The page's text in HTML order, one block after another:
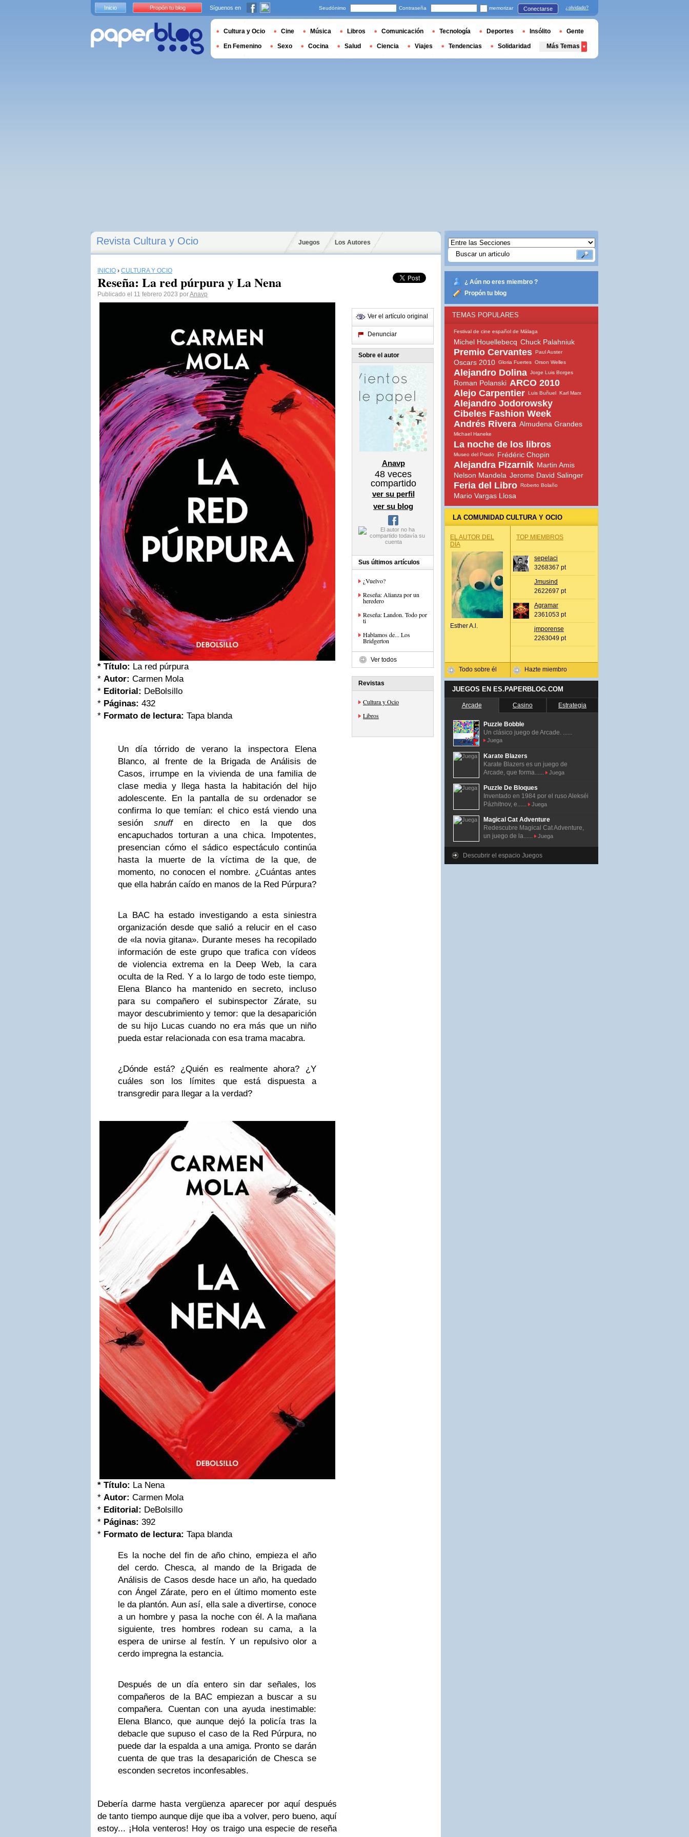
Revista Cultura y Ocio Juegos Los Autores
INICIO › CULTURA Y OCIO
Reseña: La red púrpura y La Nena
Publicado el 11 febrero 2023 porAnavp
* Título: La red púrpura
* Autor: Carmen Mola
* Editorial: DeBolsillo
* Páginas: 432
* Formato de lectura: Tapa blanda
Un día tórrido de verano la inspectora Elena
Blanco, al frente de la Brigada de Análisis de
Casos, irrumpe en la vivienda de una familia de
clase media y llega hasta la habitación del hijo
adolescente. En la pantalla de su ordenador se
confirma lo que temían: el chico está viendo una
sesión snuffen directo en la que dos
encapuchados torturan a una chica. Impotentes,
presencian cómo el sádico espectáculo continúa
hasta la muerte de la víctima de la que, de
momento, no conocen el nombre. ¿Cuántas antes
que ella habrán caído en manos de la Red Púrpura?
La BAC ha estado investigando a esta siniestra
organización desde que salió a relucir en el caso
de «la novia gitana». Durante meses ha recopilado
información de este grupo que trafica con vídeos
de violencia extrema en la Deep Web, la cara
oculta de la Red. Y a lo largo de todo este tiempo,
Elena Blanco ha mantenido en secreto, incluso
para su compañero el subinspector Zárate, su
mayor descubrimiento y temor: que la desaparición
de su hijo Lucas cuando no era más que un niño
pueda estar relacionada con esa trama macabra.
¿Dónde está? ¿Quién es realmente ahora? ¿Y
cuáles son los límites que está dispuesta a
transgredir para llegar a la verdad?
* Título: La Nena
* Autor: Carmen Mola
* Editorial: DeBolsillo
* Páginas: 392
* Formato de lectura: Tapa blanda
Es la noche del fin de año chino, empieza el año
del cerdo. Chesca, al mando de la Brigada de
Análisis de Casos desde hace un año, ha quedado
con Ángel Zárate, pero en el último momento este
le da plantón. Aun así, ella sale a divertirse, conoce
a un hombre y pasa la noche con él. A la mañana
siguiente, tres hombres rodean su cama, a la
espera de unirse al festín. Y un repulsivo olor a
cerdo impregna la estancia.
Después de un día entero sin dar señales, los
compañeros de la BAC empiezan a buscar a su
compañera. Cuentan con una ayuda inestimable:
Elena Blanco, que aunque dejó la policía tras la
debacle que supuso el caso de la Red Púrpura, no
puede dar la espalda a una amiga. Pronto se darán
cuenta de que tras la desaparición de Chesca se
esconden secretos inconfesables.
Debería darme hasta vergüenza aparecer por aquí después
de tanto tiempo aunque dije que iba a volver, pero bueno, aquí
estoy... ¡Hola venteros! Hoy os traigo una especie de reseña
Ver el artículo original
Denunciar
Sobre el autor
Anavp
48 veces
compartido
ver su perfil
ver su blog
Sus últimos artículos
¿Vuelvo?
Reseña: Alianza por un
heredero
Reseña: Landon. Todo por
ti
Hablamos de... Los
Bridgerton
Ver todos
Revistas
Cultura y Ocio
Libros
¿ Aún no eres miembro ?
Propón tu blog
TEMAS POPULARES
Festival de cine español de Málaga
Michel Houellebecq Chuck Palahniuk
Premio Cervantes Paul Auster
Oscars 2010 Gloria Fuertes Orson Welles
Alejandro Dolina Jorge Luis Borges
Roman Polanski ARCO 2010
Alejo Carpentier Luis Buñuel Karl Marx
Alejandro Jodorowsky
Cibeles Fashion Week
Andrés Rivera Almudena Grandes
Michael Haneke
La noche de los libros
Museo del Prado Frédéric Chopin
Alejandra Pizarnik Martin Amis
Nelson Mandela Jerome David Salinger
Feria del Libro Roberto Bolaño
Mario Vargas Llosa
LA COMUNIDAD CULTURA Y OCIO
EL AUTOR DEL
DÍA
Esther A.l.
Todo sobre él
TOP MIEMBROS
sepelaci
3268367 pt
Jmusind
2622697 pt
Agramar
2361053 pt
jmporense
2263049 pt
Hazte miembro
JUEGOS EN ES.PAPERBLOG.COM
Arcade Casino Estrategia
Puzzle Bobble
Un clásico juego de Arcade. ......
Juega
Karate Blazers
Karate Blazers es un juego de
Arcade, que forma......
Juega
Puzzle De Bloques
Inventado en 1984 por el ruso Alekséi
Pázhitnov, e......
Juega
Magical Cat Adventure
Redescubre Magical Cat Adventure,
un juego de la......
Juega
Descubrir el espacio Juegos
Inicio Propón tu blog Síguenos en Seudónimo Contraseña memorizar Conectarse ¿olvidado?
Cultura y Ocio Cine Música Libros Comunicación Tecnología Deportes Insólito Gente
En Femenino Sexo Cocina Salud Ciencia Viajes Tendencias Solidaridad Más Temas